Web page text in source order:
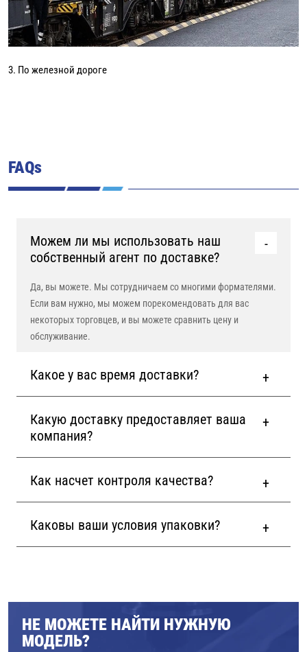
3. По железной дороге
FAQs
Можем ли мы использовать наш
собственный агент по доставке?
Да, вы можете. Мы сотрудничаем со многими формателями.
Если вам нужно, мы можем порекомендовать для вас
некоторых торговцев, и вы можете сравнить цену и
обслуживание.
Какое у вас время доставки?
Какую доставку предоставляет ваша
компания?
Как насчет контроля качества?
Каковы ваши условия упаковки?
НЕ МОЖЕТЕ НАЙТИ НУЖНУЮ
МОДЕЛЬ?